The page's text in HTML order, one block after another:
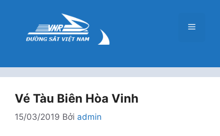
Menu
Vé Tàu Biên Hòa Vinh
15/03/2019 Bởi admin